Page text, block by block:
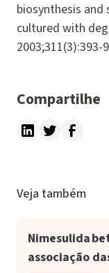
biosynthesis and
cultured with
2003;311(3):393-
Compartilhe
Veja também
Nimesulida
associação